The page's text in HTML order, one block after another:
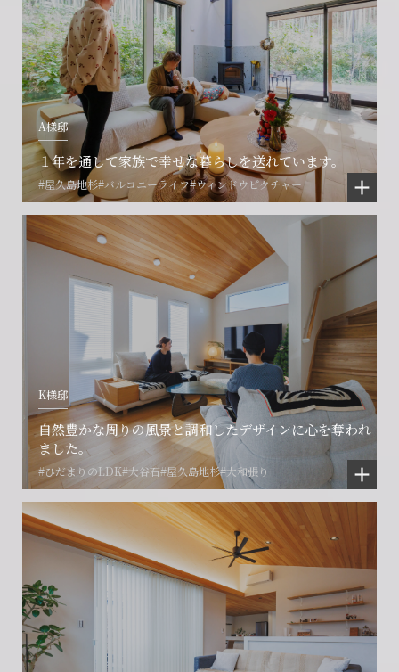
A様邸
１年を通して家族で幸せな暮らしを送れています。
#屋久島地杉#バルコニーライフ#ウィンドウピクチャー
K様邸
自然豊かな周りの風景と調和したデザインに心を奪われ
ました。
#ひだまりのLDK#大谷石#屋久島地杉#大和張り
会社に関することや物件についての
ご相談はこちら
フォームからのお問い合わせ
CONTACT
お電話でのお問い合わせ
0466-24-2478
営業時間9:30~18:30 水曜定休
閉じる
賃貸物件入居者様の
お困りごとのご相談はこちら
解約のお申し込み
CONTACT
プロコール24ご利用の方
0120-073-386
閉じる
土地の活用・賃貸経営に関する
ご相談はこちら
フォームからのお問い合わせ
CONTACT
賃貸管理事業部へのお問い合わせ
0466-24-2478
営業時間9:30~18:30 水曜定休
閉じる